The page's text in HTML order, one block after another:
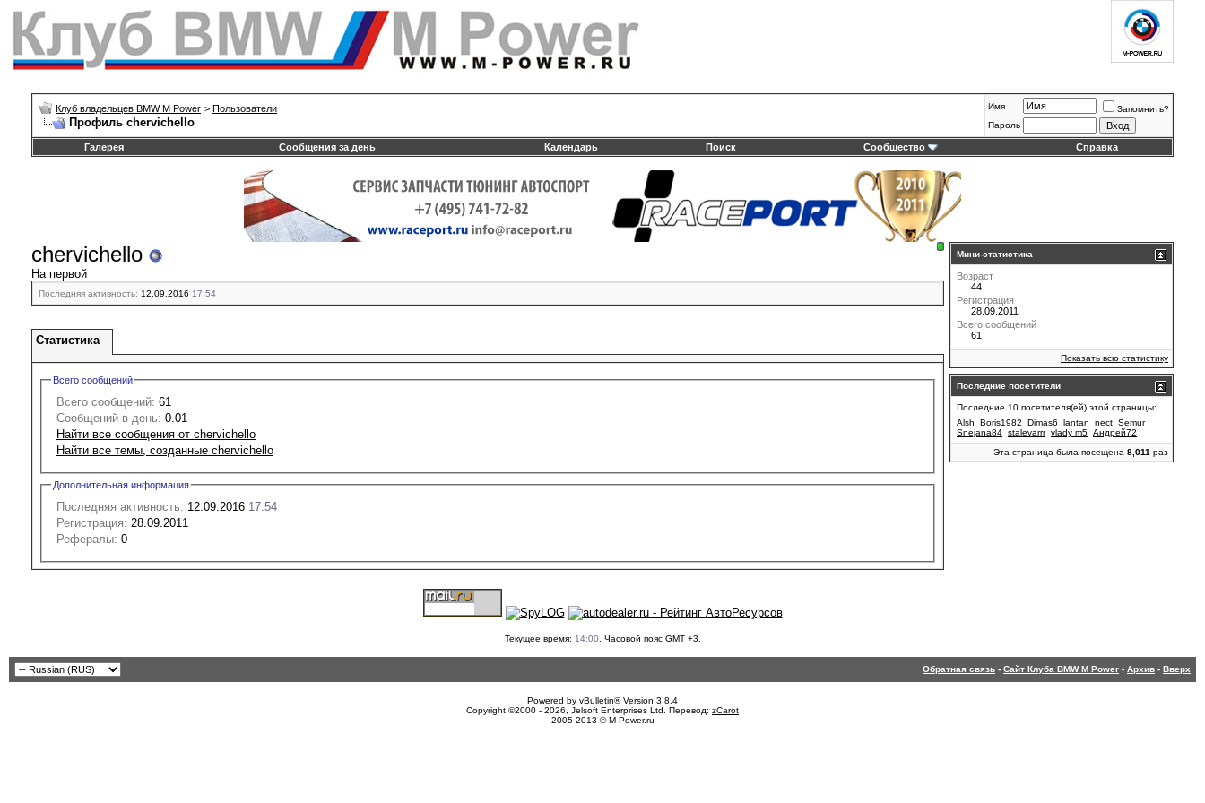
Клуб владельцев BMW M Power > Пользователи
Профиль chervichello
Имя
Запомнить?
Пароль
Галерея Сообщения за день Календарь Поиск Сообщество Справка
chervichello
На первой
Последняя активность: 12.09.2016 17:54
Статистика
Всего сообщений
Всего сообщений: 61
Сообщений в день: 0.01
Найти все сообщения от chervichello
Найти все темы, созданные chervichello
Дополнительная информация
Последняя активность: 12.09.2016 17:54
Регистрация: 28.09.2011
Рефералы: 0
Мини-статистика
Возраст
44
Регистрация
28.09.2011
Всего сообщений
61
Показать всю статистику
Последние посетители
Последние 10 посетителя(ей) этой страницы:
Alsh
Boris1982 Dimas6 lantan nect Semur
Snejana84 stalevarrr vlady m5 Андрей72
Эта страница была посещена 8,011 раз
Текущее время: 14:00 . Часовой пояс GMT +3.
Обратная связь - Сайт Клуба BMW M Power - Архив - Вверх
Powered by vBulletin® Version 3.8.4
Copyright ©2000 - 2026, Jelsoft Enterprises Ltd. Перевод: zCarot
2005-2013 © M-Power.ru